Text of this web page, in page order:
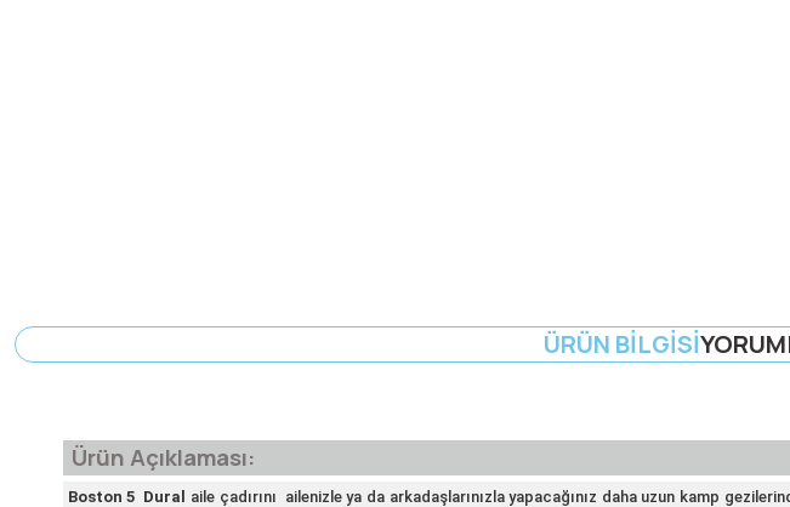
ÜRÜN BILGISI
Ürün Açıklaması:
Boston 5 Dural aile çadırını ailenizle ya da arkadaşlarınızla yapacağınız daha uzun kamp